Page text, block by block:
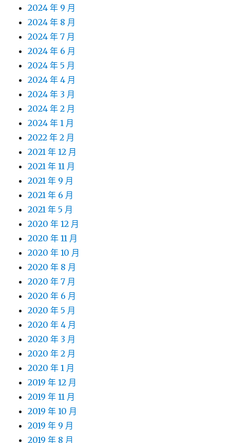
2024 年 9 月
2024 年 8 月
2024 年 7 月
2024 年 6 月
2024 年 5 月
2024 年 4 月
2024 年 3 月
2024 年 2 月
2024 年 1 月
2022 年 2 月
2021 年 12 月
2021 年 11 月
2021 年 9 月
2021 年 6 月
2021 年 5 月
2020 年 12 月
2020 年 11 月
2020 年 10 月
2020 年 8 月
2020 年 7 月
2020 年 6 月
2020 年 5 月
2020 年 4 月
2020 年 3 月
2020 年 2 月
2020 年 1 月
2019 年 12 月
2019 年 11 月
2019 年 10 月
2019 年 9 月
2019 年 8 月